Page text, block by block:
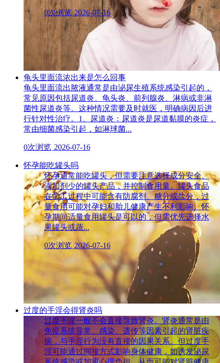
0次浏览 2026-07-16
龟头里面流浓出来是怎么回事
龟头里面流出脓液通常是由泌尿生殖系统感染引起的，
常见原因包括尿道炎、龟头炎、前列腺炎、淋病或非淋
菌性尿道炎等。这种情况需要及时就医，明确病因后进
行针对性治疗。1、尿道炎：尿道炎是尿道黏膜的炎症，
常由细菌感染引起，如淋球菌...
0次浏览 2026-07-16
怀孕能吃罐头吗
怀孕通常能吃罐头，但需要注意选择成分安全、
添加剂少的罐头产品，并控制食用量。罐头食品
在加工过程中可能含有防腐剂、糖分或盐分，过
量食用可能对孕妇和胎儿健康产生不利影响。怀
孕期间适量食用罐头是可以的，但需优先选择水
果罐头或蔬...
0次浏览 2026-07-16
过度的手淫会得肾炎吗
过度手淫一般不会直接导致肾炎。肾炎通常是由
免疫系统异常、感染、遗传等因素引起的肾脏疾
病，与手淫行为没有直接的因果关系。但过度手
淫可能通过间接方式影响身体健康，如诱发泌尿